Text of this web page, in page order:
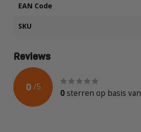
EAN Code
SKU
Reviews
0 /5
0 sterren op basis van